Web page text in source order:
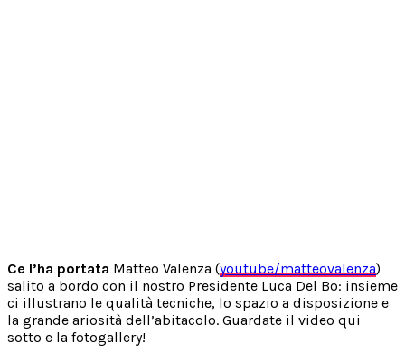
Ce l’ha portata Matteo Valenza (youtube/matteovalenza)
salito a bordo con il nostro Presidente Luca Del Bo: insieme
ci illustrano le qualità tecniche, lo spazio a disposizione e
la grande ariosità dell’abitacolo. Guardate il video qui
sotto e la fotogallery!